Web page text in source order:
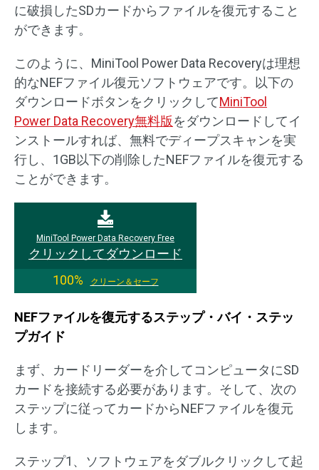
に破損したSDカードからファイルを復元すること
ができます。
このように、MiniTool Power Data Recoveryは理想
的なNEFファイル復元ソフトウェアです。以下の
ダウンロードボタンをクリックしてMiniTool
Power Data Recovery無料版をダウンロードしてイ
ンストールすれば、無料でディープスキャンを実
行し、1GB以下の削除したNEFファイルを復元する
ことができます。
MiniTool Power Data Recovery Free
クリックしてダウンロード
100%
クリーン＆セーフ
NEFファイルを復元するステップ・バイ・ステッ
プガイド
まず、カードリーダーを介してコンピュータにSD
カードを接続する必要があります。そして、次の
ステップに従ってカードからNEFファイルを復元
します。
ステップ1、ソフトウェアをダブルクリックして起